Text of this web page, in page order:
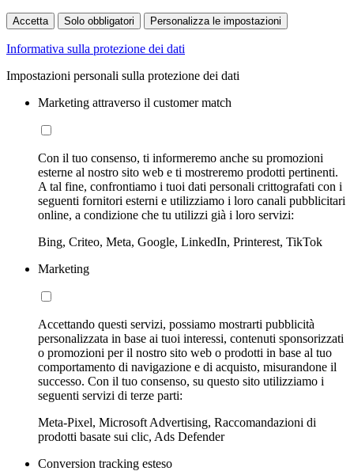
Accetta Solo obbligatori Personalizza le impostazioni
Informativa sulla protezione dei dati
Impostazioni personali sulla protezione dei dati
Marketing attraverso il customer match
Con il tuo consenso, ti informeremo anche su promozioni
esterne al nostro sito web e ti mostreremo prodotti pertinenti.
A tal fine, confrontiamo i tuoi dati personali crittografati con i
seguenti fornitori esterni e utilizziamo i loro canali pubblicitari
online, a condizione che tu utilizzi già i loro servizi:
Bing, Criteo, Meta, Google, LinkedIn, Printerest, TikTok
Marketing
Accettando questi servizi, possiamo mostrarti pubblicità
personalizzata in base ai tuoi interessi, contenuti sponsorizzati
o promozioni per il nostro sito web o prodotti in base al tuo
comportamento di navigazione e di acquisto, misurandone il
successo. Con il tuo consenso, su questo sito utilizziamo i
seguenti servizi di terze parti:
Meta-Pixel, Microsoft Advertising, Raccomandazioni di
prodotti basate sui clic, Ads Defender
Conversion tracking esteso